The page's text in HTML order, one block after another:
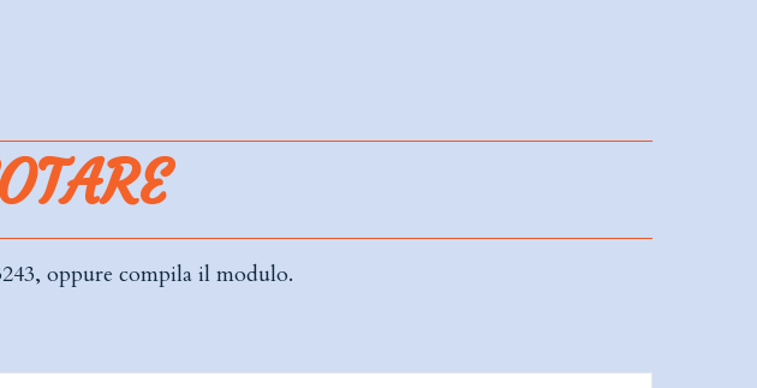
, oppure compila il modulo.